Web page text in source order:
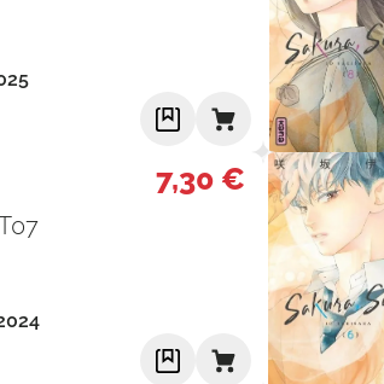
7,30 €